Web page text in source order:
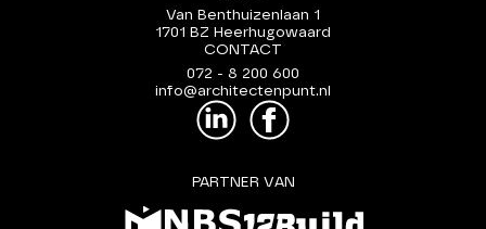
Van Benthuizenlaan 1
1701 BZ Heerhugowaard
CONTACT
072 - 8 200 600
info@architectenpunt.nl
PARTNER VAN